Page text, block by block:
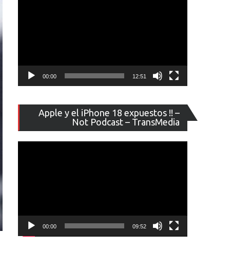
00:00 12:51
Apple y el iPhone 18 expuestos !! –
Not Podcast – TransMedia
de
vídeo
00:00 09:52